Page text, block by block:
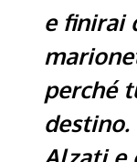
e finirai
perché
destino.
Alzati e